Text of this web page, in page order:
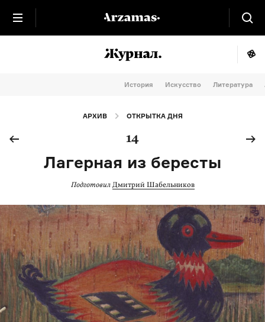
История Искусство Литература
АРХИВ ОТКРЫТКА ДНЯ
14
Лагерная из бересты
Подготовил Дмитрий Шабельников